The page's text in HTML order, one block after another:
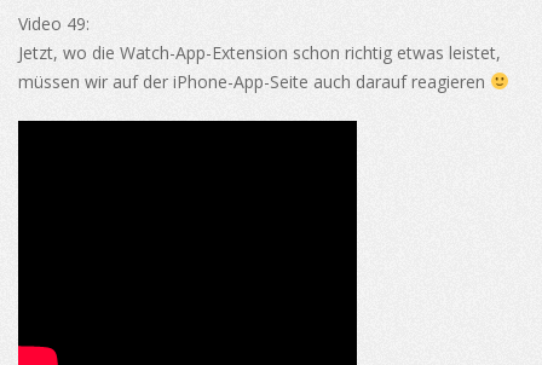
Video 49:
Jetzt, wo die Watch-App-Extension schon richtig etwas leistet,
müssen wir auf der iPhone-App-Seite auch darauf reagieren